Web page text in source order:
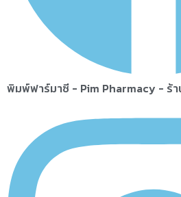
พิมพ์ฟาร์มาซี - Pim Pharmacy - ร้